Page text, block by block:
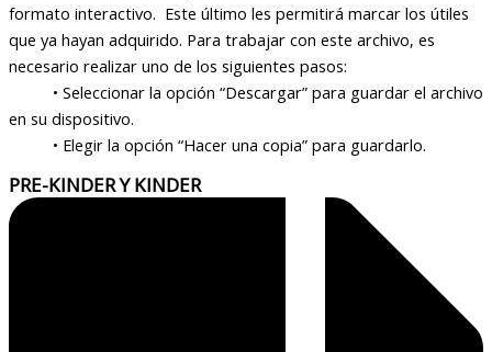
formato interactivo. Este último les permitirá marcar los útiles
que ya hayan adquirido. Para trabajar con este archivo, es
necesario realizar uno de los siguientes pasos:
• Seleccionar la opción “Descargar” para guardar el archivo
en su dispositivo.
• Elegir la opción “Hacer una copia” para guardarlo.
PRE-KINDER Y KINDER